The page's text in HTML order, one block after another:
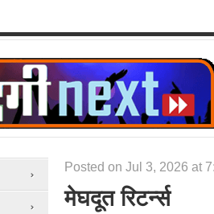
Posted on Jul 3, 2026 at
मेघदूत रिटर्न्स